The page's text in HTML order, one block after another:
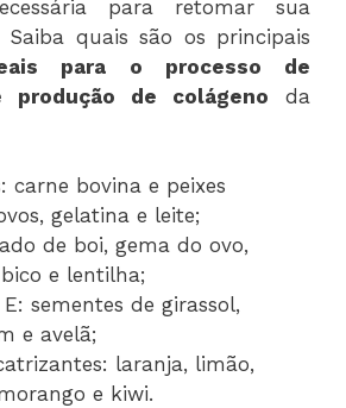
para retomar sua
quais são os principais
para o processo de
produção de colágeno da
carne bovina e peixes
gelatina e leite;
de boi, gema do ovo,
e lentilha;
sementes de girassol,
e avelã;
laranja, limão,
e kiwi.